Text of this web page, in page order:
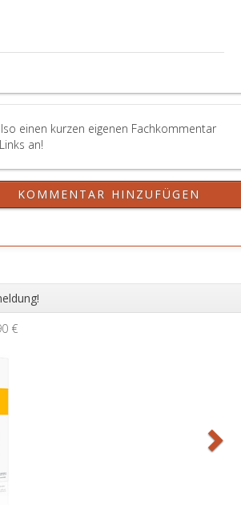
einen kurzen eigenen Fachkommentar
an!
KOMMENTAR HINZUFÜGEN